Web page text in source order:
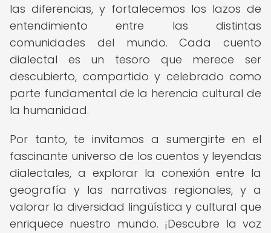
las diferencias, y fortalecemos los lazos de
entendimiento entre las distintas
comunidades del mundo. Cada cuento
dialectal es un tesoro que merece ser
descubierto, compartido y celebrado como
parte fundamental de la herencia cultural de
la humanidad.
Por tanto, te invitamos a sumergirte en el
fascinante universo de los cuentos y leyendas
dialectales, a explorar la conexión entre la
geografía y las narrativas regionales, y a
valorar la diversidad lingüística y cultural que
enriquece nuestro mundo. ¡Descubre la voz